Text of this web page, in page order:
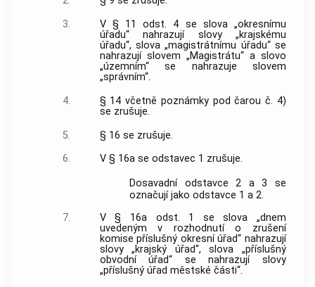
3.
V § 11 odst. 4 se slova „okresnímu
úřadu“ nahrazují slovy „krajskému
úřadu“, slova „magistrátnímu úřadu“ se
nahrazují slovem „Magistrátu“ a slovo
„územním“ se nahrazuje slovem
„správním“.
4.
§ 14 včetně poznámky pod čarou č. 4)
se zrušuje.
5.
§ 16 se zrušuje.
6.
V § 16a se odstavec 1 zrušuje.
Dosavadní odstavce 2 a 3 se
označují jako odstavce 1 a 2.
7.
V § 16a odst. 1 se slova „dnem
uvedeným v rozhodnutí o zrušení
komise příslušný okresní úřad“ nahrazují
slovy „krajský úřad“, slova „příslušný
obvodní úřad“ se nahrazují slovy
„příslušný úřad městské části“.